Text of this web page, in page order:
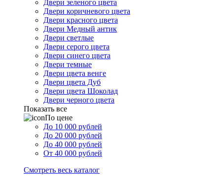
Двери зеленого цвета
Двери коричневого цвета
Двери красного цвета
Двери Медный антик
Двери светлые
Двери серого цвета
Двери синего цвета
Двери темные
Двери цвета венге
Двери цвета Дуб
Двери цвета Шоколад
Двери черного цвета
Показать все
По цене
До 10 000 рублей
До 20 000 рублей
До 40 000 рублей
От 40 000 рублей
Смотреть весь каталог